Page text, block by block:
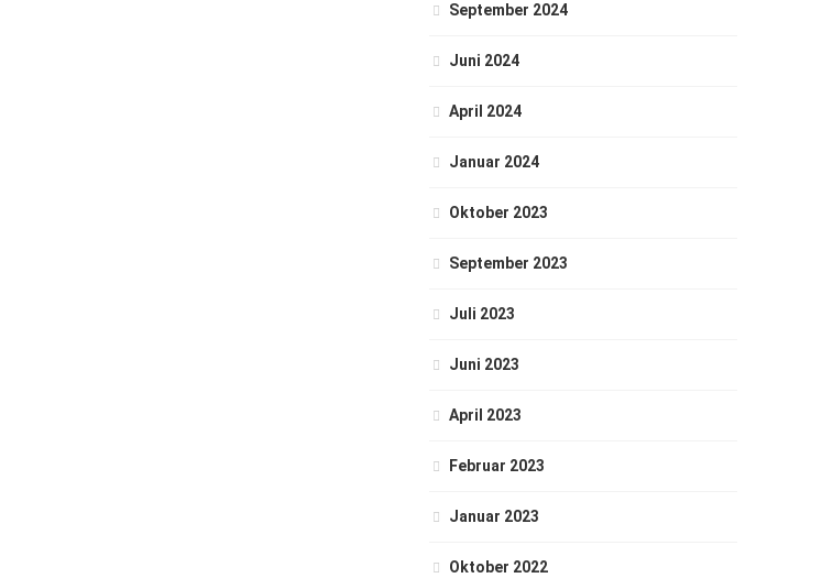
September 2024
Juni 2024
April 2024
Januar 2024
Oktober 2023
September 2023
Juli 2023
Juni 2023
April 2023
Februar 2023
Januar 2023
Oktober 2022